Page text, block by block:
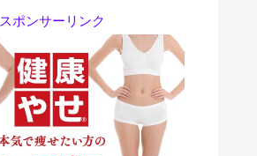
スポンサーリンク